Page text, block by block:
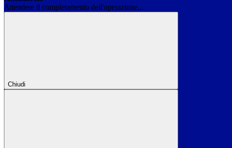
Attendere il completamento dell'operazione...
Chiudi